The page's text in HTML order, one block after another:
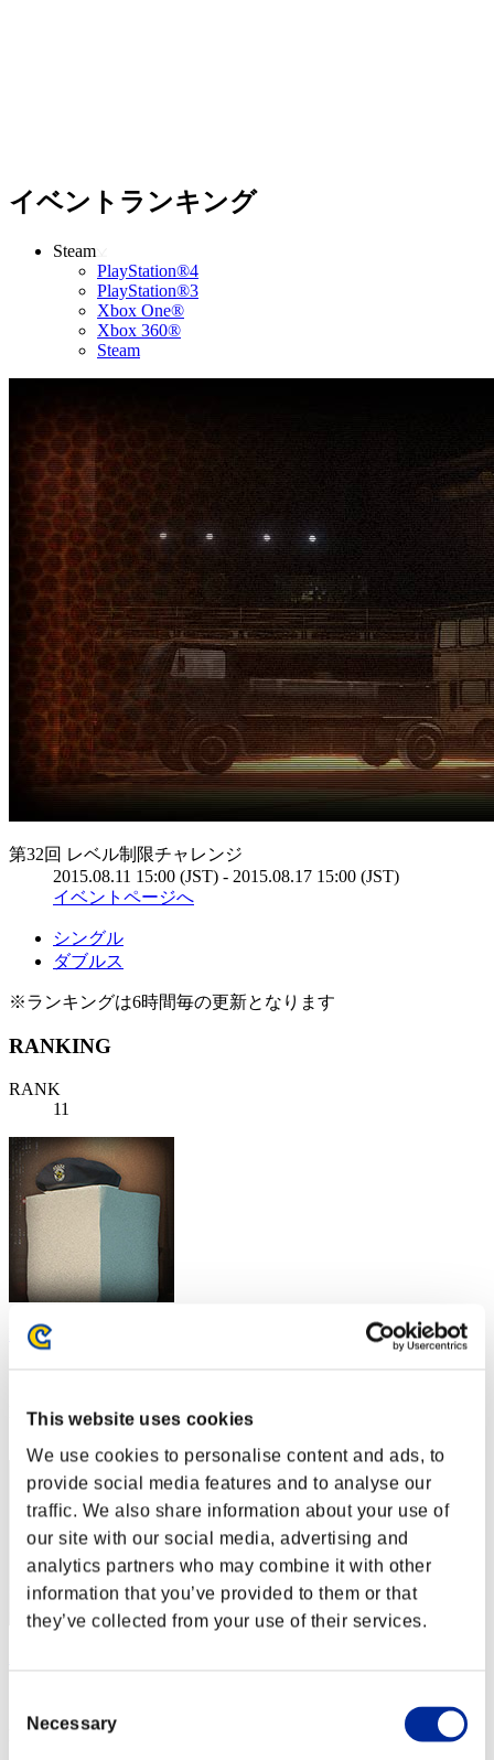
This website uses cookies
We use cookies to personalise content and ads, to
provide social media features and to analyse our
traffic. We also share information about your use of
our site with our social media, advertising and
analytics partners who may combine it with other
information that you’ve provided to them or that
they’ve collected from your use of their services.
Selection
Necessary
イベントランキング
Steam
PlayStation®4
PlayStation®3
Xbox One®
Xbox 360®
Steam
第32回 レベル制限チャレンジ
2015.08.11 15:00 (JST) - 2015.08.17 15:00 (JST)
イベントページへ
シングル
ダブルス
※ランキングは6時間毎の更新となります
RANKING
RANK
11
Ryokoshusan
スコア:Lv:1/09'05"14
RANK
12
RANK